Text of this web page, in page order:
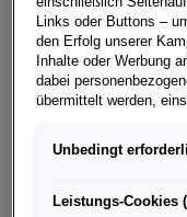
Eine der
des Euro NCAP im
Tests
verformbares
Szenario
bewertet die
Links oder Buttons –
den Erfolg unserer
Inhalte oder Werbung
dabei
übermittelt werden,
(z. B. E Mail Adresse
Dienste der Google
Unbedingt
Leistungs-Cookies